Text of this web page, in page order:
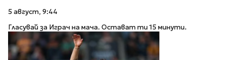
5 август, 9:44
Гласувай за Играч на мача. Остават ти 15 минути.